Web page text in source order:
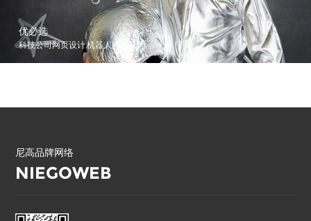
夜光科技
照明品牌网站设计,深圳专业网站设计公司
尼高品牌网络
NIEGOWEB